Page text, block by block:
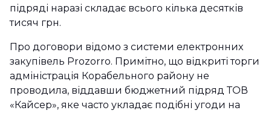
підряді наразі складає всього кілька десятків
тисяч грн.
Про договори відомо з системи електронних
закупівель Prozorro. Примітно, що відкриті торги
адміністрація Корабельного району не
проводила, віддавши бюджетний підряд ТОВ
«Кайсер», яке часто укладає подібні угоди на